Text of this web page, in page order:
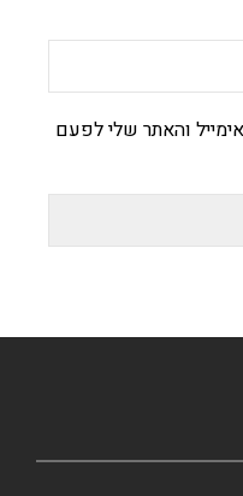
והאתר שלי לפעם